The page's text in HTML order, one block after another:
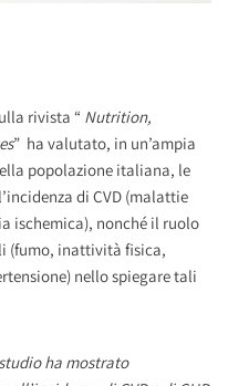
rivista “ Nutrition,
” ha valutato, in un’ampia
popolazione italiana, le
di CVD (malattie
ischemica), nonché il ruolo
(fumo, inattività fisica,
nello spiegare tali
ha mostrato